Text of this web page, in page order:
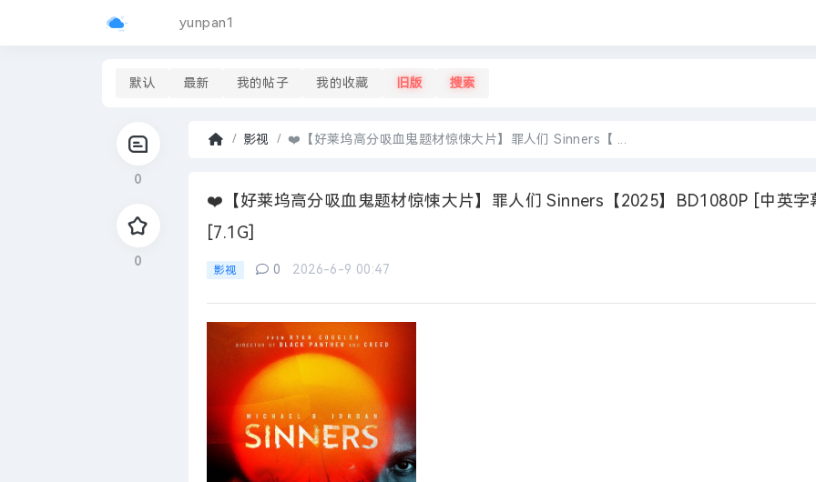
yunpan1
默认 最新 我的帖子 我的收藏 旧版 搜索
0
0
页
影视
›
❤️【好莱坞高分吸血鬼题材惊悚大片】罪人们 Sinners【 ...
❤️【好莱坞高分吸血鬼题材惊悚大片】罪人们 Sinners【2025】BD1080P [中英字
[7.1G]
影视 0 2026-6-9 00:47